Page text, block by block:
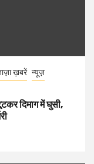
ख़बरें न्यूज़
दिमाग में घुसी,